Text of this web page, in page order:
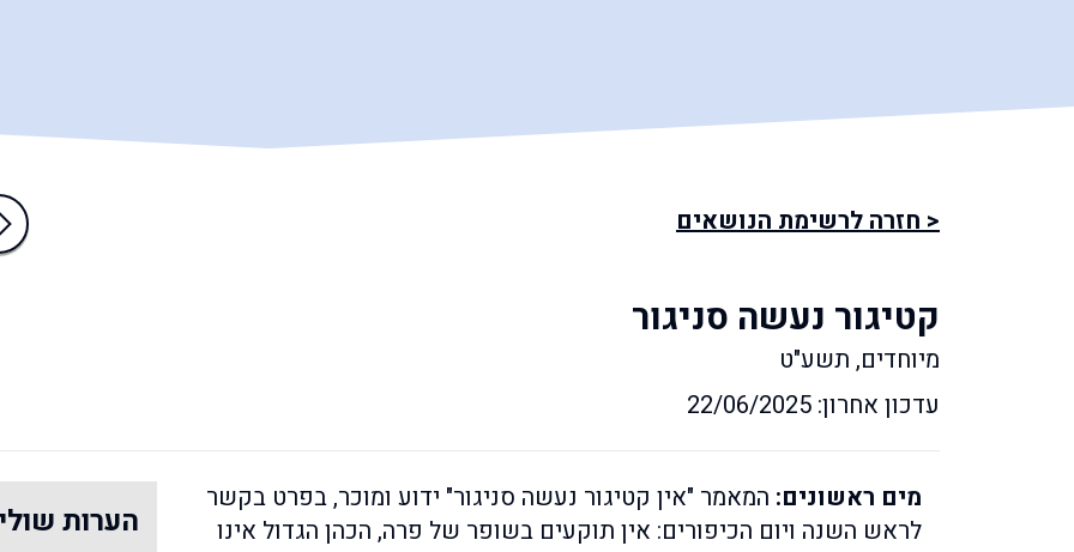
< חזרה לרשימת הנושאים
קטיגור נעשה סניגור
מיוחדים, תשע"ט
עדכון אחרון: 22/06/2025
מים ראשונים: המאמר "אין קטיגור נעשה סניגור" ידוע ומוכר, בפרט בקשר
לראש השנה ויום הכיפורים: אין תוקעים בשופר של פרה, הכהן הגדול אינו
הערות